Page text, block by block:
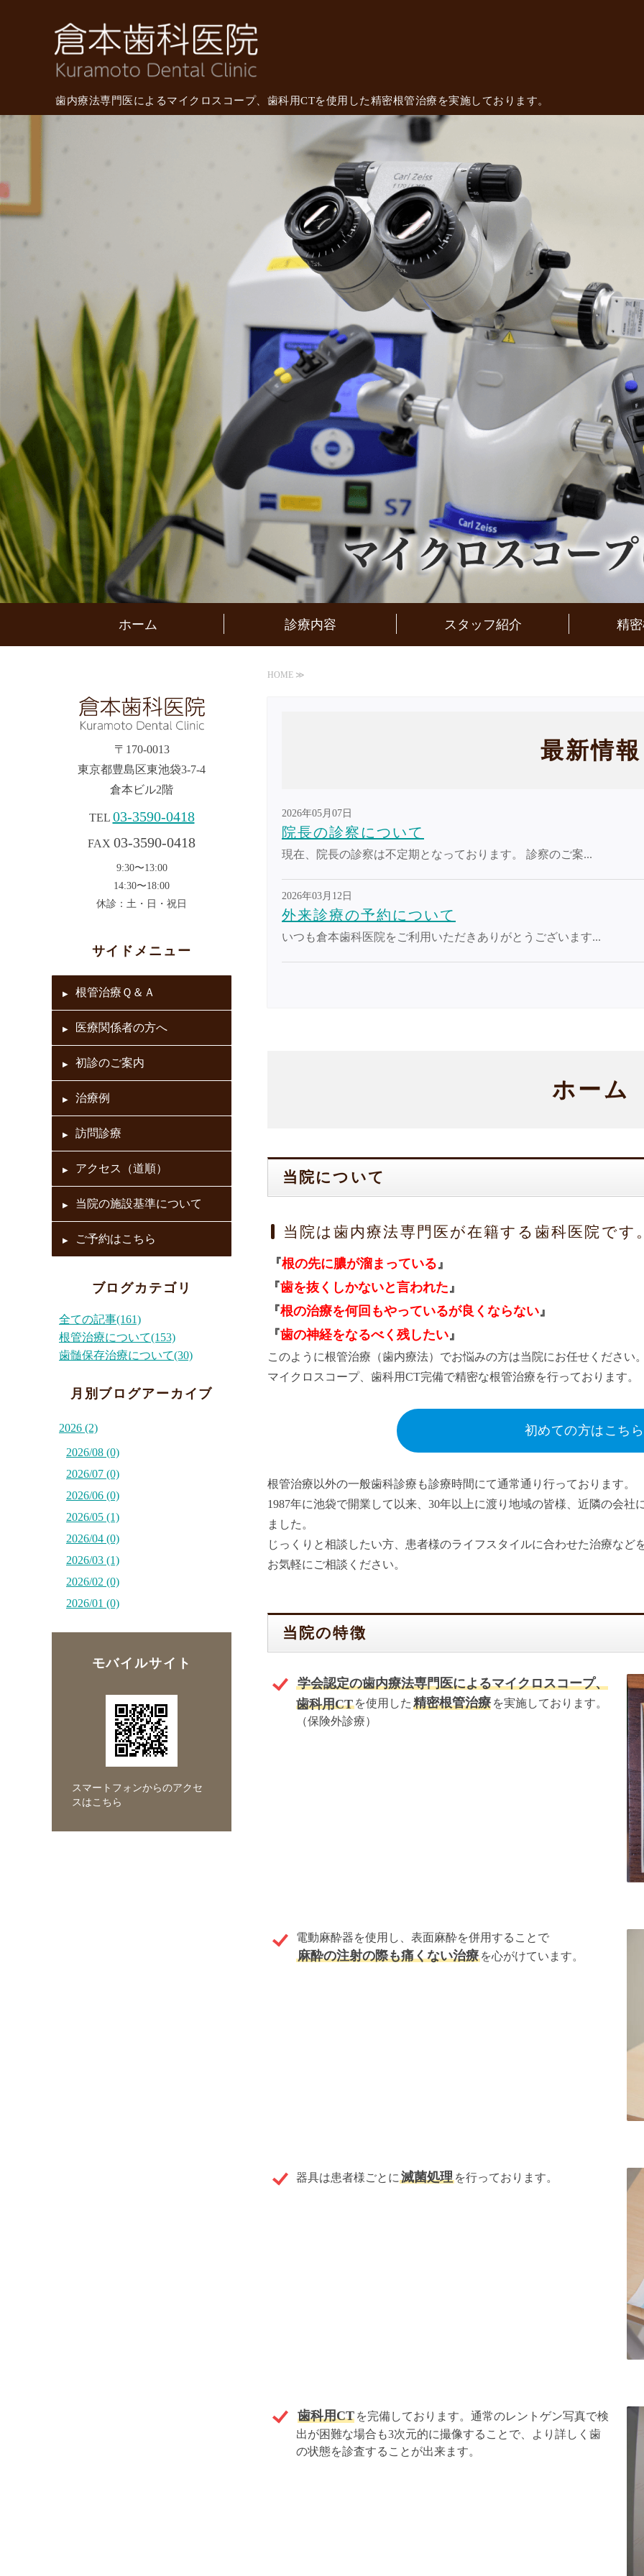
倉本歯科医院｜歯内療法専門医による
歯内療法専門医によるマイクロスコープ、歯科用CTを使用した精密根管治療を実施しております。
ホーム 診療内容 スタッフ紹介 精
HOME ≫
最新情報
2026年05月07日
院長の診察について
現在、院長の診察は不定期となっております。 診察のご案...
2026年03月12日
外来診療の予約について
いつも倉本歯科医院をご利用いただきありがとうございます...
ホーム
当院について
当院は歯内療法専門医が在籍する歯科医院です。
『根の先に膿が溜まっている 』
『歯を抜くしかないと言われた 』
『根の治療を何回もやっているが良くならない 』
『歯の神経をなるべく残したい 』
このように根管治療（歯内療法）でお悩みの方は当院にお任せください。
マイクロスコープ、歯科用CT完備で精密な根管治療を行っております。
初めての方はこち
根管治療以外の一般歯科診療も診療時間にて通常通り行っております。
1987年に池袋で開業して以来、30年以上に渡り地域の皆様、近隣の会
ました。
じっくりと相談したい方、患者様のライフスタイルに合わせた治療など
お気軽にご相談ください。
当院の特徴
学会認定の歯内療法専門医によるマイクロスコープ、
歯科用CT を使用した 精密根管治療 を実施しております。
（保険外診療）
電動麻酔器を使用し、表面麻酔を併用することで
麻酔の注射の際も痛くない治療 を心がけています。
器具は患者様ごとに 滅菌処理 を行っております。
歯科用CT を完備しております。通常のレントゲン写真で検
出が困難な場合も3次元的に撮像することで、より詳しく歯
の状態を診査することが出来ます。
〒170-0013
東京都豊島区東池袋3-7-4
倉本ビル2階
TEL 03-3590-0418
FAX 03-3590-0418
9:30〜13:00
14:30〜18:00
休診：土・日・祝日
サイドメニュー
根管治療Ｑ＆Ａ
医療関係者の方へ
初診のご案内
治療例
訪問診療
アクセス（道順）
当院の施設基準について
ご予約はこちら
ブログカテゴリ
全ての記事(161)
根管治療について(153)
歯髄保存治療について(30)
月別ブログアーカイブ
2026 (2)
2026/08 (0)
2026/07 (0)
2026/06 (0)
2026/05 (1)
2026/04 (0)
2026/03 (1)
2026/02 (0)
2026/01 (0)
モバイルサイト
スマートフォンからのアクセ
スはこちら